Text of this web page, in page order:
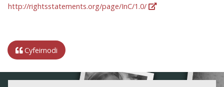
http://rightsstatements.org/page/InC/1.0/
Cyfeirnodi